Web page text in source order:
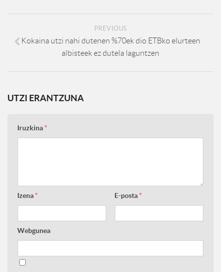
PREVIOUS
Kokaina utzi nahi dutenen %70ek dio ETBko elurteen
albisteek ez dutela laguntzen
UTZI ERANTZUNA
Iruzkina*
Izena* E-posta*
Webgunea